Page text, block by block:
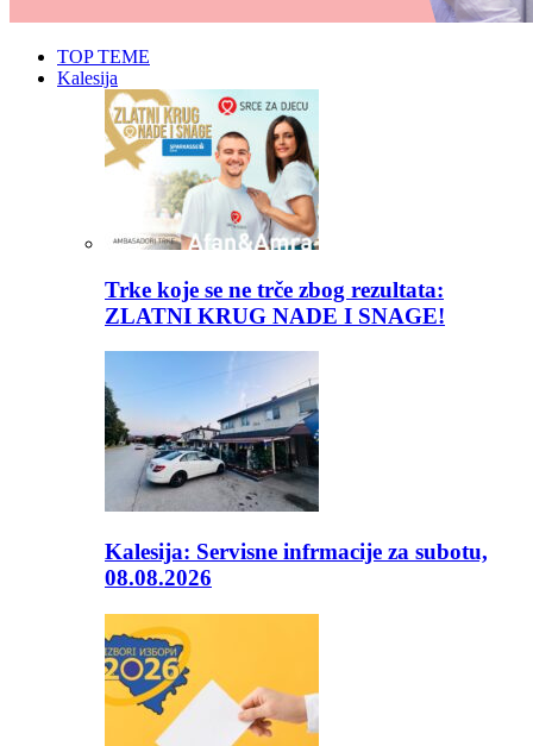
TOP TEME
Kalesija
Trke koje se ne trče zbog rezultata:
ZLATNI KRUG NADE I SNAGE!
Kalesija: Servisne infrmacije za subotu,
08.08.2026